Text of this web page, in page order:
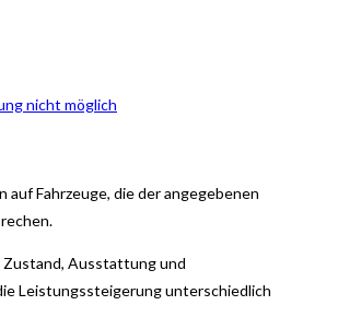
nicht möglich
auf Fahrzeuge, die der angegebenen
Zustand, Ausstattung und
Leistungssteigerung unterschiedlich